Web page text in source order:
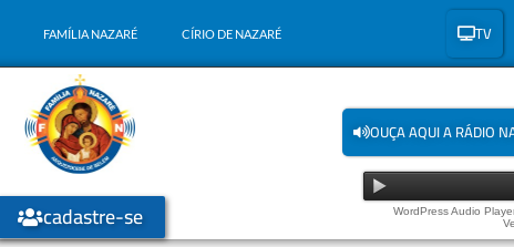
FAMÍLIA NAZARÉ CÍRIO DE NAZARÉ TV
cadastre-se
OUÇA AQUI A RÁDIO
WordPress Audio